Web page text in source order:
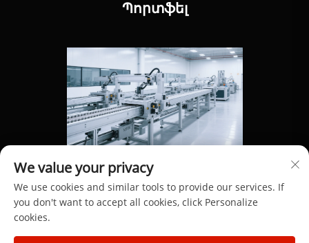
Պորտֆել
© 2025 Բոլոր իրավունքները պաշտպանված են
We value your privacy
We use cookies and similar tools to provide our services. If
you don't want to accept all cookies, click Personalize
cookies.